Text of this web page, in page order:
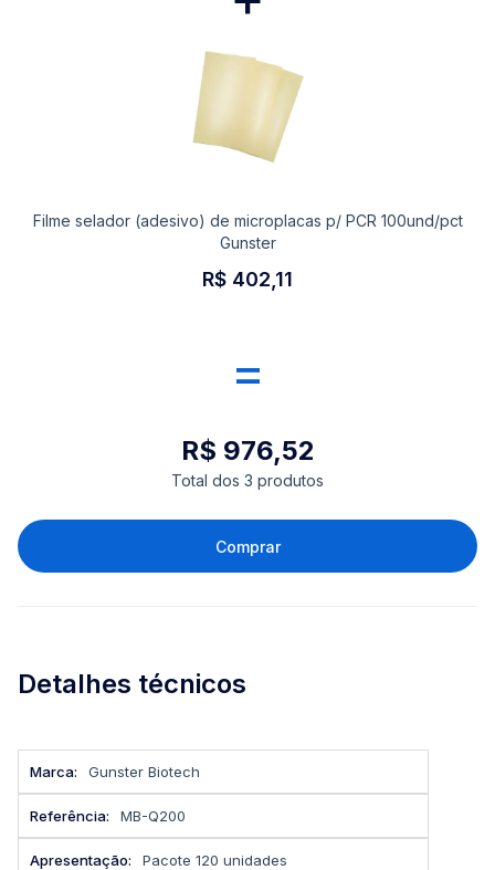
Filme selador (adesivo) de microplacas p/ PCR 100und/pct
Gunster
R$ 402,11
=
R$ 976,52
Total dos 3 produtos
Comprar
Detalhes técnicos
Gunster Biotech
MB-Q200
Pacote 120 unidades